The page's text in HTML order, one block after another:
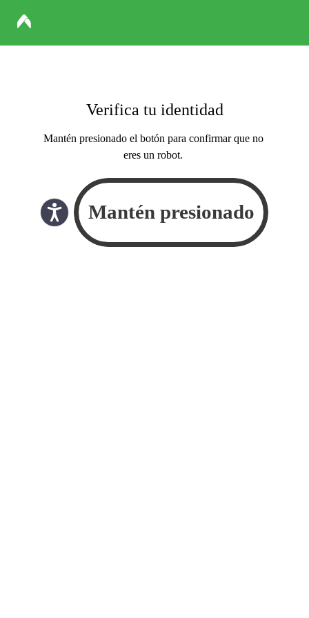
Verifica tu identidad
Mantén presionado el botón para confirmar que no
eres un robot.